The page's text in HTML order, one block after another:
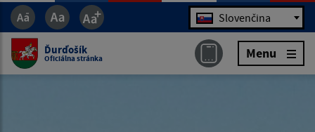
Jazyk Slovenčina
Ďurďošík
Oficiálna stránka Menu